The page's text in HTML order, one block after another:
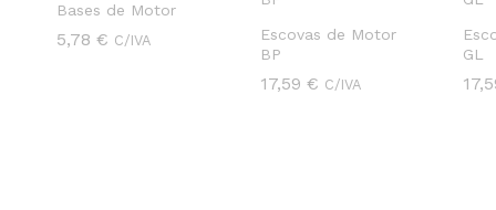
Bases de Motor
5,78 € C/IVA
5,78 €
Escovas de Motor
BP
17,59 € C/IVA
17,59 €
GL